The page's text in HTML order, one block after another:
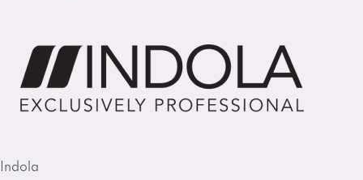
Indola